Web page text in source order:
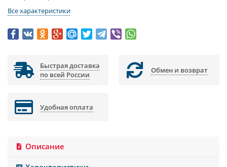
Все характеристики
Быстрая доставка
по всей России
Обмен и возврат
Удобная оплата
Описание